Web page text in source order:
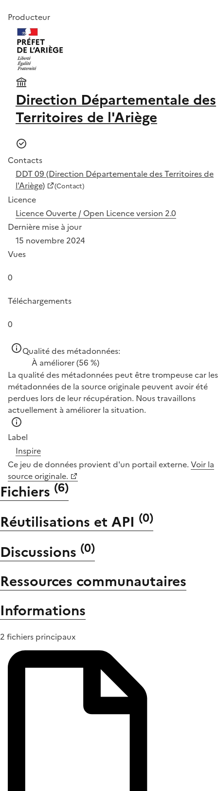
Producteur
Direction Départementale des
Territoires de l'Ariège
Contacts
DDT 09 (Direction Départementale des Territoires de
l'Ariège)
(Contact)
Licence
Licence Ouverte / Open Licence version 2.0
Dernière mise à jour
15 novembre 2024
Vues
0
Téléchargements
0
Qualité des métadonnées:
À améliorer(56 %)
La qualité des métadonnées peut être trompeuse car les
métadonnées de la source originale peuvent avoir été
perdues lors de leur récupération. Nous travaillons
actuellement à améliorer la situation.
Label
Inspire
Ce jeu de données provient d'un portail externe. Voir la
source originale.
Fichiers (6)
Réutilisations et API (0)
Discussions (0)
Ressources communautaires
Informations
2 fichiers principaux